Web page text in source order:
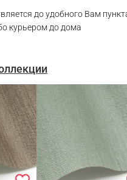
до удобного Вам
курьером до дома